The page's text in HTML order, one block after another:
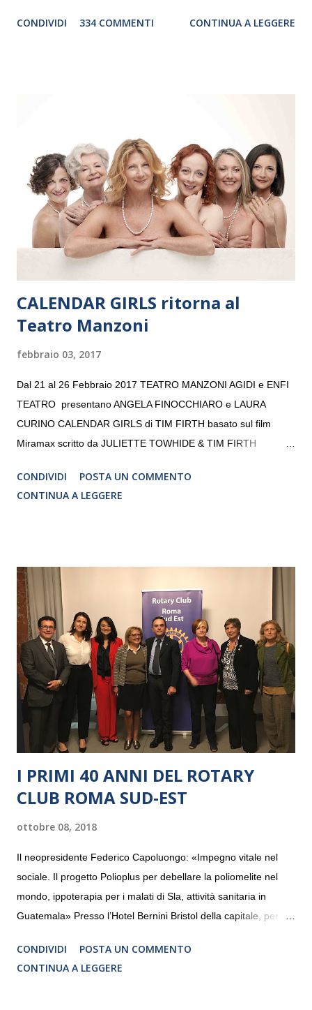
debutterà il 10 settembre a Heiden, in Germania, e toccherà, in
“Settembre dell’Accademia” dove si esibirà per il secondo anno
consecutivo. Il pubblico milanese avrà il piacere di applaudire i
giovani artisti della Baltic Sea Youth Philharmonic per la quarta
volta. L’orchestra, fondata nel 2008 da Kristjan Järvi (affiancato
da un prestigioso consiglio di consulent...
CONDIVIDI 334 COMMENTI CONTINUA A LEGGERE
CALENDAR GIRLS ritorna al
Teatro Manzoni
febbraio 03, 2017
Dal 21 al 26 Febbraio 2017 TEATRO MANZONI AGIDI e ENFI
TEATRO presentano ANGELA FINOCCHIARO e LAURA
CURINO CALENDAR GIRLS di TIM FIRTH basato sul film
Miramax scritto da JULIETTE TOWHIDE & TIM FIRTH
CRISTINA PEZZOLI
CONDIVIDI
POSTA UN COMMENTO
CONTINUA A LEGGERE
I PRIMI 40 ANNI DEL ROTARY
CLUB ROMA SUD-EST
ottobre 08, 2018
Il neopresidente Federico Capoluongo: «Impegno vitale nel
sociale. Il progetto Polioplus per debellare la poliomelite nel
mondo, ippoterapia per i malati di Sla, attività sanitaria in
Guatemala» Presso l’Hotel Bernini Bristol della capitale, per la
programmazione del Rotary Club Roma Sud-Est che festeggia
i quaranta anni di attività. Un’occasione per raccontare al
CONDIVIDI
POSTA UN COMMENTO
CONTINUA A LEGGERE